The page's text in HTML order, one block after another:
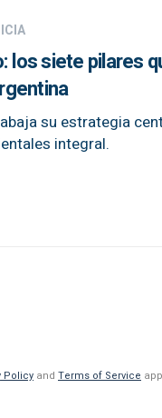
los siete pilares
su estrategia
integral.
Policy and Terms of Service